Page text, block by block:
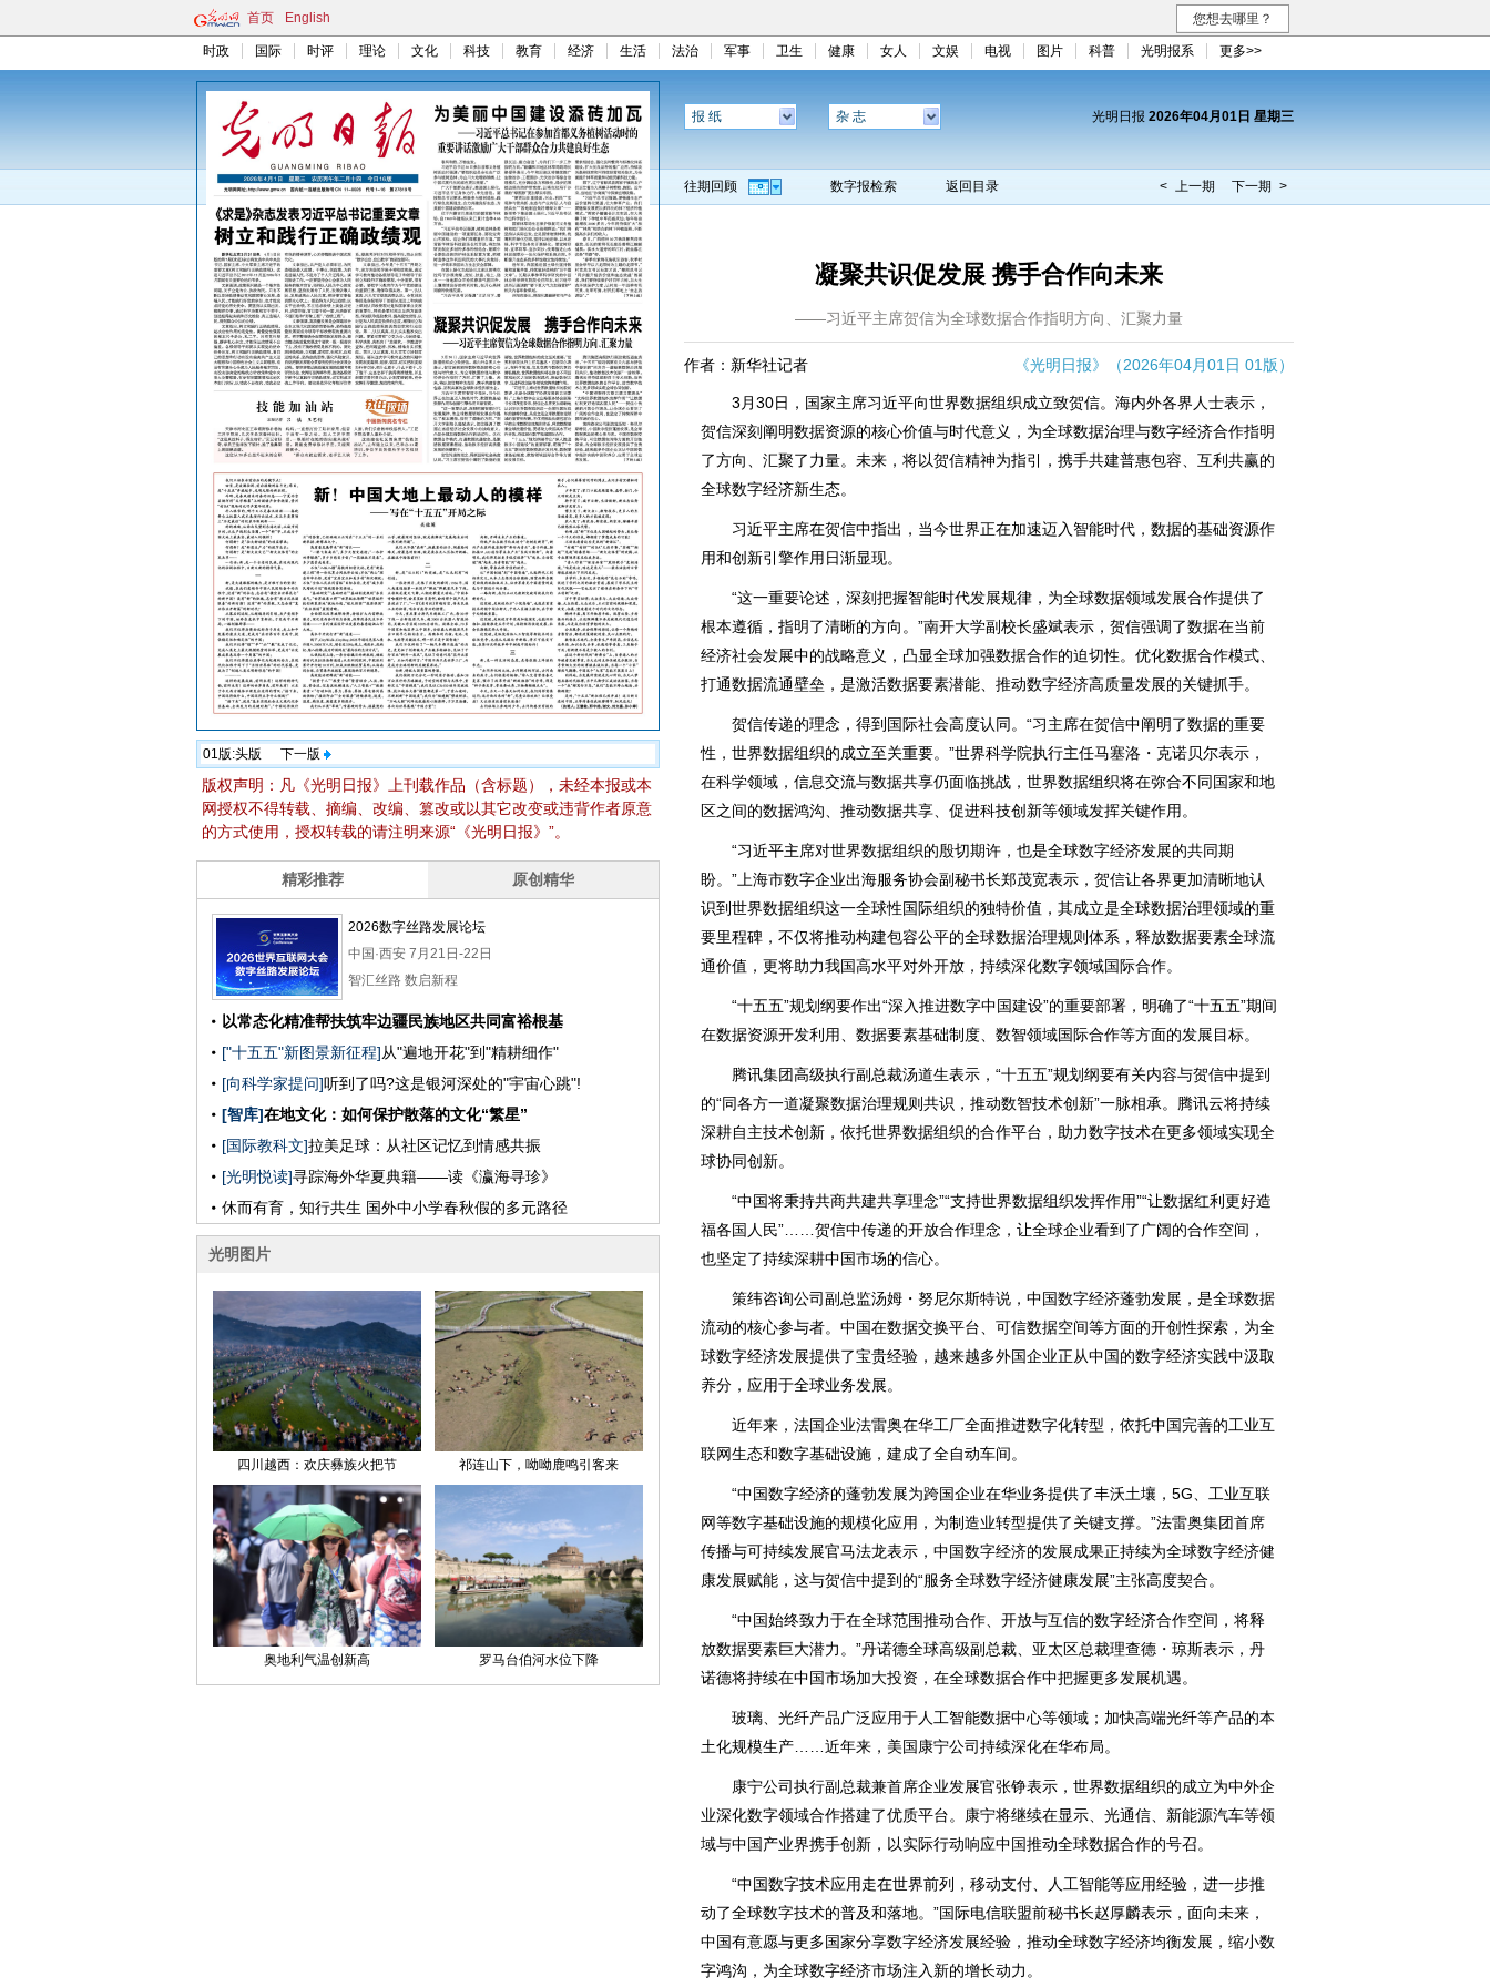
首页 English 您想去哪里？
时政 国际 时评 理论 文化 科技 教育 经济 生活 法治 军事 卫生 健康 女人 文娱 电视 图片 科普 光明报系 更多>>
01版:头版 下一版
版权声明：凡《光明日报》上刊载作品（含标题），未经本报或本
网授权不得转载、摘编、改编、篡改或以其它改变或违背作者原意
的方式使用，授权转载的请注明来源“《光明日报》”。
报 纸 杂 志 光明日报 2026年04月01日 星期三
往期回顾 数字报检索 返回目录 < 上一期 下一期 >
凝聚共识促发展 携手合作向未来
——习近平主席贺信为全球数据合作指明方向、汇聚力量
作者：新华社记者 《光明日报》（2026年04月01日 01版）
3月30日，国家主席习近平向世界数据组织成立致贺信。海内外各界人士表示，
贺信深刻阐明数据资源的核心价值与时代意义，为全球数据治理与数字经济合作指明
了方向、汇聚了力量。未来，将以贺信精神为指引，携手共建普惠包容、互利共赢的
全球数字经济新生态。
习近平主席在贺信中指出，当今世界正在加速迈入智能时代，数据的基础资源作
用和创新引擎作用日渐显现。
“这一重要论述，深刻把握智能时代发展规律，为全球数据领域发展合作提供了
根本遵循，指明了清晰的方向。”南开大学副校长盛斌表示，贺信强调了数据在当前
经济社会发展中的战略意义，凸显全球加强数据合作的迫切性。优化数据合作模式、
打通数据流通壁垒，是激活数据要素潜能、推动数字经济高质量发展的关键抓手。
贺信传递的理念，得到国际社会高度认同。“习主席在贺信中阐明了数据的重要
性，世界数据组织的成立至关重要。”世界科学院执行主任马塞洛・克诺贝尔表示，
在科学领域，信息交流与数据共享仍面临挑战，世界数据组织将在弥合不同国家和地
区之间的数据鸿沟、推动数据共享、促进科技创新等领域发挥关键作用。
“习近平主席对世界数据组织的殷切期许，也是全球数字经济发展的共同期
盼。”上海市数字企业出海服务协会副秘书长郑茂宽表示，贺信让各界更加清晰地认
识到世界数据组织这一全球性国际组织的独特价值，其成立是全球数据治理领域的重
要里程碑，不仅将推动构建包容公平的全球数据治理规则体系，释放数据要素全球流
通价值，更将助力我国高水平对外开放，持续深化数字领域国际合作。
“十五五”规划纲要作出“深入推进数字中国建设”的重要部署，明确了“十五五”期间
在数据资源开发利用、数据要素基础制度、数智领域国际合作等方面的发展目标。
腾讯集团高级执行副总裁汤道生表示，“十五五”规划纲要有关内容与贺信中提到
的“同各方一道凝聚数据治理规则共识，推动数智技术创新”一脉相承。腾讯云将持续
深耕自主技术创新，依托世界数据组织的合作平台，助力数字技术在更多领域实现全
球协同创新。
“中国将秉持共商共建共享理念”“支持世界数据组织发挥作用”“让数据红利更好造
福各国人民”……贺信中传递的开放合作理念，让全球企业看到了广阔的合作空间，
也坚定了持续深耕中国市场的信心。
策纬咨询公司副总监汤姆・努尼尔斯特说，中国数字经济蓬勃发展，是全球数据
流动的核心参与者。中国在数据交换平台、可信数据空间等方面的开创性探索，为全
球数字经济发展提供了宝贵经验，越来越多外国企业正从中国的数字经济实践中汲取
养分，应用于全球业务发展。
近年来，法国企业法雷奥在华工厂全面推进数字化转型，依托中国完善的工业互
联网生态和数字基础设施，建成了全自动车间。
“中国数字经济的蓬勃发展为跨国企业在华业务提供了丰沃土壤，5G、工业互联
网等数字基础设施的规模化应用，为制造业转型提供了关键支撑。”法雷奥集团首席
传播与可持续发展官马法龙表示，中国数字经济的发展成果正持续为全球数字经济健
康发展赋能，这与贺信中提到的“服务全球数字经济健康发展”主张高度契合。
“中国始终致力于在全球范围推动合作、开放与互信的数字经济合作空间，将释
放数据要素巨大潜力。”丹诺德全球高级副总裁、亚太区总裁理查德・琼斯表示，丹
诺德将持续在中国市场加大投资，在全球数据合作中把握更多发展机遇。
玻璃、光纤产品广泛应用于人工智能数据中心等领域；加快高端光纤等产品的本
土化规模生产……近年来，美国康宁公司持续深化在华布局。
康宁公司执行副总裁兼首席企业发展官张铮表示，世界数据组织的成立为中外企
业深化数字领域合作搭建了优质平台。康宁将继续在显示、光通信、新能源汽车等领
域与中国产业界携手创新，以实际行动响应中国推动全球数据合作的号召。
“中国数字技术应用走在世界前列，移动支付、人工智能等应用经验，进一步推
动了全球数字技术的普及和落地。”国际电信联盟前秘书长赵厚麟表示，面向未来，
中国有意愿与更多国家分享数字经济发展经验，推动全球数字经济均衡发展，缩小数
字鸿沟，为全球数字经济市场注入新的增长动力。